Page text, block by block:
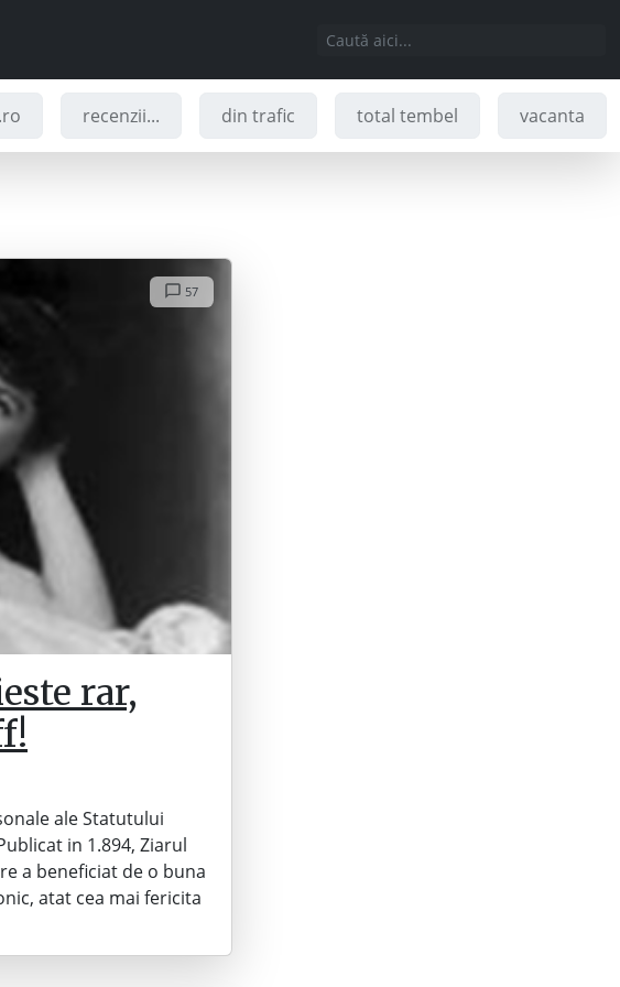
recenzii... din trafic total tembel vacanta
57
rar,
ale Statutului
in 1.894, Ziarul
a beneficiat de o buna
atat cea mai fericita